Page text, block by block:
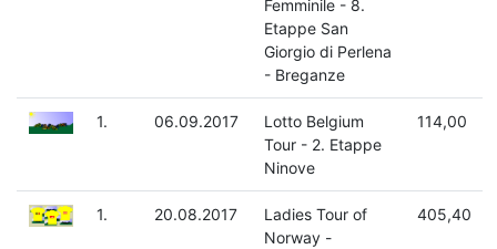
Femminile - 8.
Etappe San
Giorgio di Perlena
- Breganze
1. 06.09.2017
Lotto Belgium
Tour - 2. Etappe
Ninove
114,00
1. 20.08.2017
Ladies Tour of
Norway -
405,40